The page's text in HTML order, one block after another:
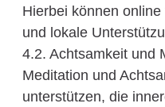
Hierbei können
und lokale
4.2. Achtsamkeit und
Meditation und
unterstützen, die